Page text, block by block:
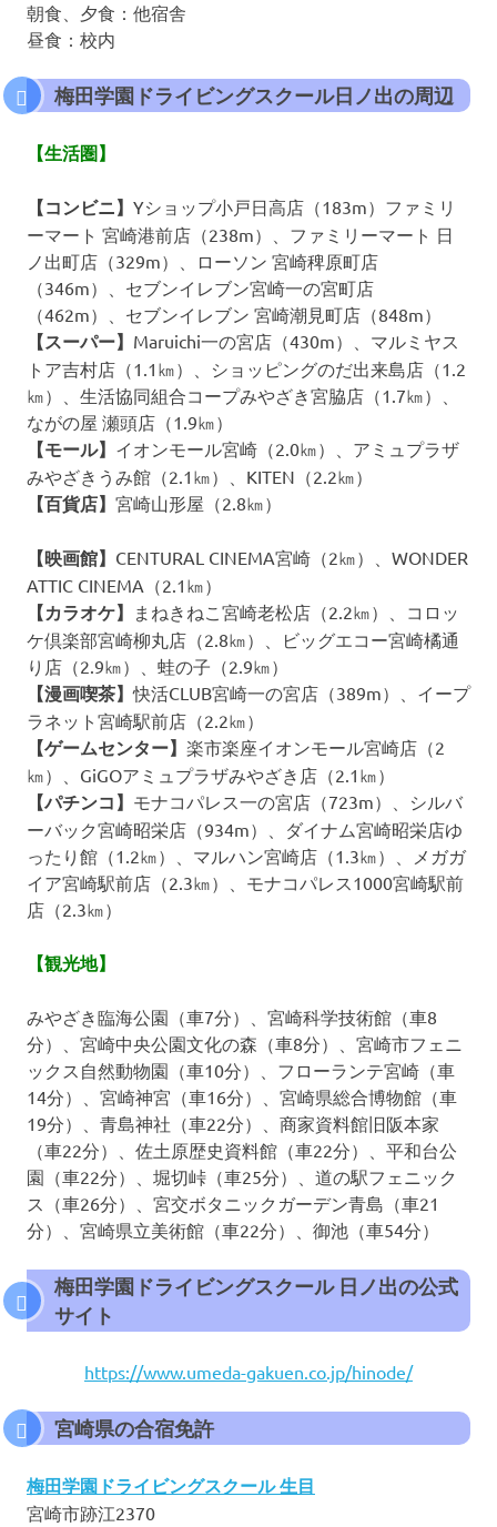
朝食、夕食：他宿舎
昼食：校内
梅田学園ドライビングスクール日ノ出の周辺
【生活圏】
【コンビニ】 Yショップ小戸日高店（183m）ファミリ
ーマート 宮崎港前店（238m）、ファミリーマート 日
ノ出町店（329m）、ローソン 宮崎稗原町店
（346m）、セブンイレブン宮崎一の宮町店
（462m）、セブンイレブン 宮崎潮見町店（848m）
【スーパー】 Maruichi一の宮店（430m）、マルミヤス
トア吉村店（1.1㎞）、ショッピングのだ出来島店（1.2
㎞）、生活協同組合コープみやざき宮脇店（1.7㎞）、
ながの屋 瀬頭店（1.9㎞）
【モール】 イオンモール宮崎（2.0㎞）、アミュプラザ
みやざきうみ館（2.1㎞）、KITEN（2.2㎞）
【百貨店】 宮崎山形屋（2.8㎞）
【映画館】 CENTURAL CINEMA宮崎（2㎞）、WONDER
ATTIC CINEMA（2.1㎞）
【カラオケ】
まねきねこ宮崎老松店（2.2㎞）、コロッ
ケ倶楽部宮崎柳丸店（2.8㎞）、ビッグエコー宮崎橘通
り店（2.9㎞）、蛙の子（2.9㎞）
【漫画喫茶】快活CLUB宮崎一の宮店（389m）、イープ
ラネット宮崎駅前店（2.2㎞）
【ゲームセンター】 楽市楽座イオンモール宮崎店（2
㎞）、GiGOアミュプラザみやざき店（2.1㎞）
【パチンコ】 モナコパレス一の宮店（723m）、シルバ
ーバック宮崎昭栄店（934m）、ダイナム宮崎昭栄店ゆ
ったり館（1.2㎞）、マルハン宮崎店（1.3㎞）、メガガ
イア宮崎駅前店（2.3㎞）、モナコパレス1000宮崎駅前
店（2.3㎞）
【観光地】
みやざき臨海公園（車7分）、宮崎科学技術館（車8
分）、宮崎中央公園文化の森（車8分）、宮崎市フェニ
ックス自然動物園（車10分）、フローランテ宮崎（車
14分）、宮崎神宮（車16分）、宮崎県総合博物館（車
19分）、青島神社（車22分）、商家資料館旧阪本家
（車22分）、佐土原歴史資料館（車22分）、平和台公
園（車22分）、堀切峠（車25分）、道の駅フェニック
ス（車26分）、宮交ボタニックガーデン青島（車21
分）、宮崎県立美術館（車22分）、御池（車54分）
梅田学園ドライビングスクール 日ノ出の公式
サイト
https://www.umeda-gakuen.co.jp/hinode/
宮崎県の合宿免許
梅田学園ドライビングスクール 生目
宮崎市跡江2370